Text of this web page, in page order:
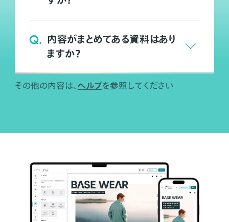
Q. 内容がまとめてある資料はあり
ますか？
その他の内容は、 ヘルプを参照してください